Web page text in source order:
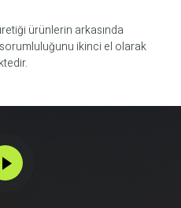
ürünlerin arkasında
ikinci el olarak